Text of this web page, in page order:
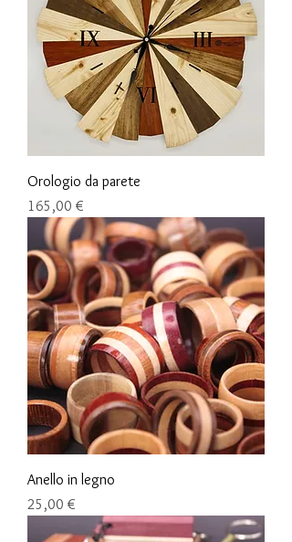
Orologio da parete
Preis
165,00 €
Anello in legno
Preis
25,00 €